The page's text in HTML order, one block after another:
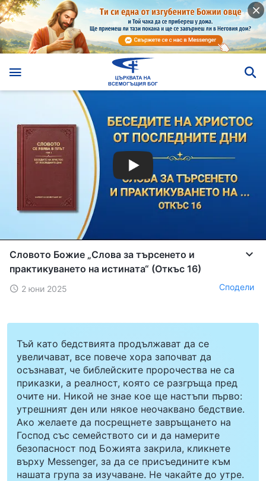
Словото Божие „Слова за търсенето и
практикуването на истината“ (Откъс 16)
2 юни 2025 Сподели
Тъй като бедствията продължават да се
увеличават, все повече хора започват да
осъзнават, че библейските пророчества не са
приказки, а реалност, която се разгръща пред
очите ни. Никой не знае кое ще настъпи първо:
утрешният ден или някое неочаквано бедствие.
Ако желаете да посрещнете завръщането на
Господ със семейството си и да намерите
безопасност под Божията закрила, кликнете
върху Messenger, за да се присъедините към
нашата група за изучаване. Не чакайте до утре.